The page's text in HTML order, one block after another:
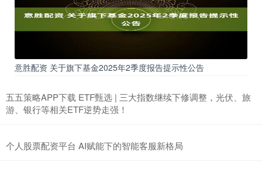
意胜配资 关于旗下基金2025年2季度报告提示性公告
五五策略APP下载 ETF甄选 | 三大指数继续下修调整，光伏、旅
游、银行等相关ETF逆势走强！
个人股票配资平台 AI赋能下的智能客服新格局